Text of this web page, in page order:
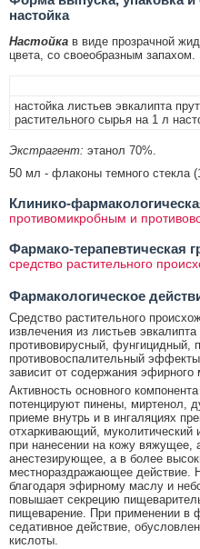
настойка
Настойка в виде прозрачной
цвета, со своеобразным запахом.
настойка листьев эвкалипта
растительного сырья на 1 л
Экстрагент: этанол 70%.
50 мл - флаконы темного стекла
Клинико-
противомикробным и
Фармако-терапевтическая
средство растительного
Фармакологическое
Средство растительного
извлечения из листьев
противовирусный, фунгицидный,
противовоспалительный
зависит от содержания эфирного
Активность основного
потенцируют пинены, миртенол,
приеме внутрь и в ингаляциях
отхаркивающий,
при нанесении на кожу вяжущее,
анестезирующее, а в более
местнораздражающее действие.
благодаря эфирному маслу и
повышает секрецию
пищеварение. При применении в
седативное действие,
кислоты.